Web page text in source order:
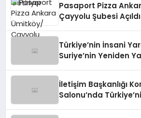
Pasaport Pizza
Çayyolu Şubesi
Türkiye’nin İnsani
Suriye’nin Yeniden
İletişim Başkanlığı
Salonu’nda